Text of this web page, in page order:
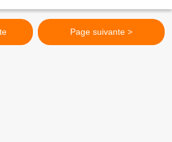
Page suivante >